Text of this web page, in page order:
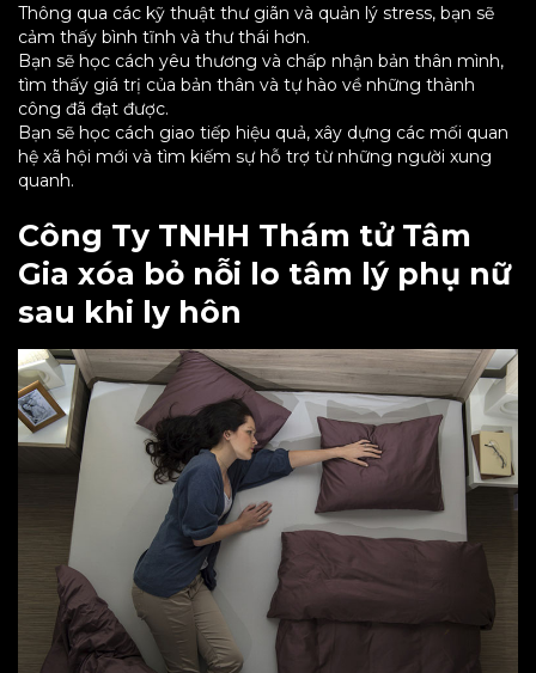
Thông qua các kỹ thuật thư giãn và quản lý stress, bạn sẽ
cảm thấy bình tĩnh và thư thái hơn.
Bạn sẽ học cách yêu thương và chấp nhận bản thân mình,
tìm thấy giá trị của bản thân và tự hào về những thành
công đã đạt được.
Bạn sẽ học cách giao tiếp hiệu quả, xây dựng các mối quan
hệ xã hội mới và tìm kiếm sự hỗ trợ từ những người xung
quanh.
Công Ty TNHH Thám tử Tâm
Gia xóa bỏ nỗi lo tâm lý phụ nữ
sau khi ly hôn